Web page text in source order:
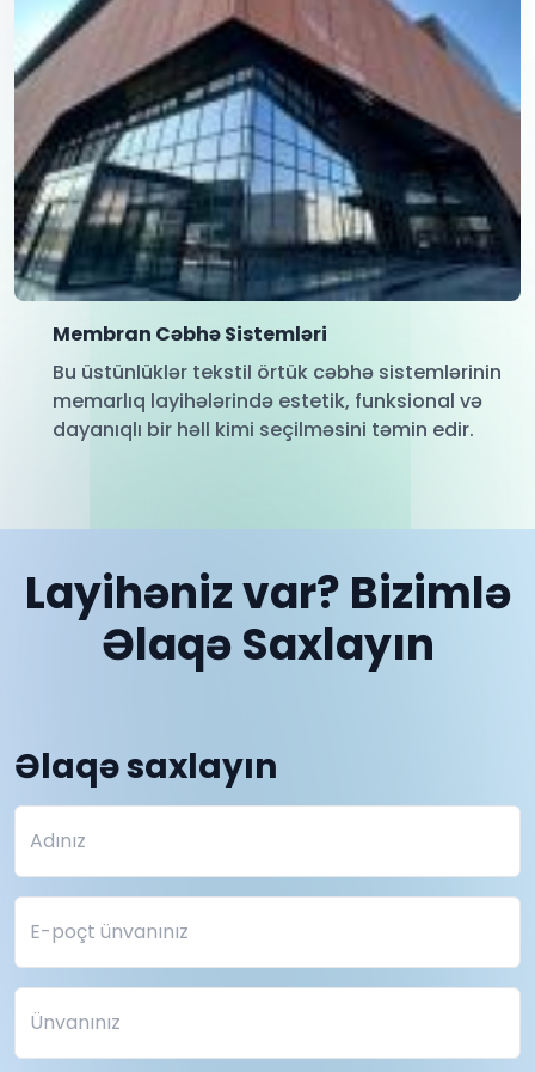
Membran Cəbhə Sistemləri
Bu üstünlüklər tekstil örtük cəbhə sistemlərinin
memarlıq layihələrində estetik, funksional və
dayanıqlı bir həll kimi seçilməsini təmin edir.
Layihəniz var? Bizimlə
Əlaqə Saxlayın
Əlaqə saxlayın